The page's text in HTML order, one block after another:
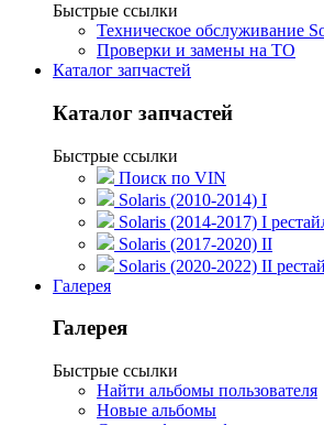
Быстрые ссылки
Техническое обслуживание
Проверки и замены на ТО
Каталог запчастей
Каталог запчастей
Быстрые ссылки
Поиск по VIN
Solaris (2010-2014) I
Solaris (2014-2017) I
Solaris (2017-2020) II
Solaris (2020-2022) II
Галерея
Галерея
Быстрые ссылки
Найти альбомы пользователя
Новые альбомы